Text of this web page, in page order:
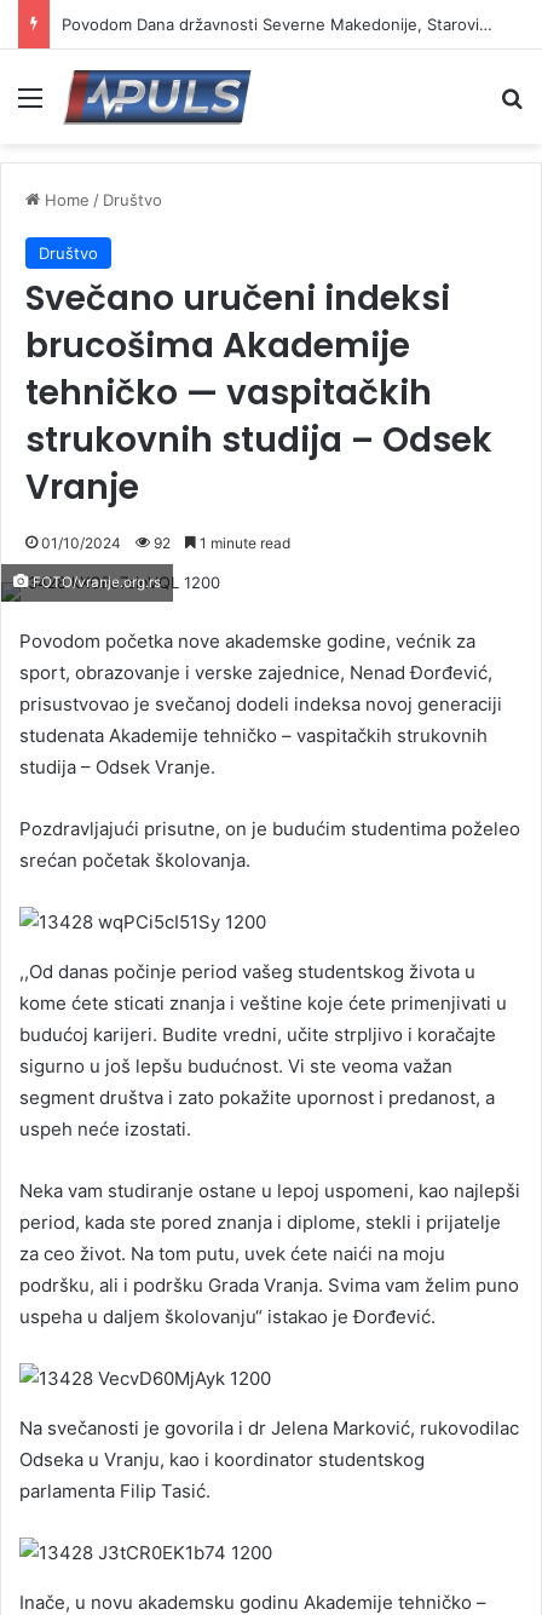
Povodom Dana državnosti Severne Makedonije, Starović i Toškovski u manastiru Prohor Pčinjski
Menu
Home / Društvo
Društvo
Svečano uručeni indeksi
brucošima Akademije
tehničko — vaspitačkih
strukovnih studija – Odsek
Vranje
01/10/2024 92 1 minute read
FOTO/vranje.org.rs
Povodom početka nove akademske godine, većnik za
sport, obrazovanje i verske zajednice, Nenad Đorđević,
prisustvovao je svečanoj dodeli indeksa novoj generaciji
studenata Akademije tehničko – vaspitačkih strukovnih
studija – Odsek Vranje.
Pozdravljajući prisutne, on je budućim studentima poželeo
srećan početak školovanja.
,,Od danas počinje period vašeg studentskog života u
kome ćete sticati znanja i veštine koje ćete primenjivati u
budućoj karijeri. Budite vredni, učite strpljivo i koračajte
sigurno u još lepšu budućnost. Vi ste veoma važan
segment društva i zato pokažite upornost i predanost, a
uspeh neće izostati.
Neka vam studiranje ostane u lepoj uspomeni, kao najlepši
period, kada ste pored znanja i diplome, stekli i prijatelje
za ceo život. Na tom putu, uvek ćete naići na moju
podršku, ali i podršku Grada Vranja. Svima vam želim puno
uspeha u daljem školovanju“ istakao je Đorđević.
Na svečanosti je govorila i dr Jelena Marković, rukovodilac
Odseka u Vranju, kao i koordinator studentskog
parlamenta Filip Tasić.
Inače, u novu akademsku godinu Akademije tehničko –